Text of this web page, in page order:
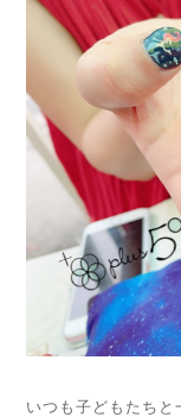
いつも子どもたち